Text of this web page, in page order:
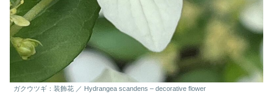
ガクウツギ：装飾花 ／ Hydrangea scandens – decorative flower